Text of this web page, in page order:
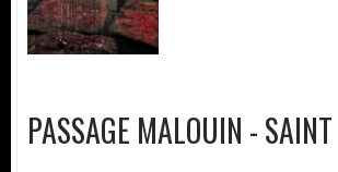
PASSAGE MALOUIN -